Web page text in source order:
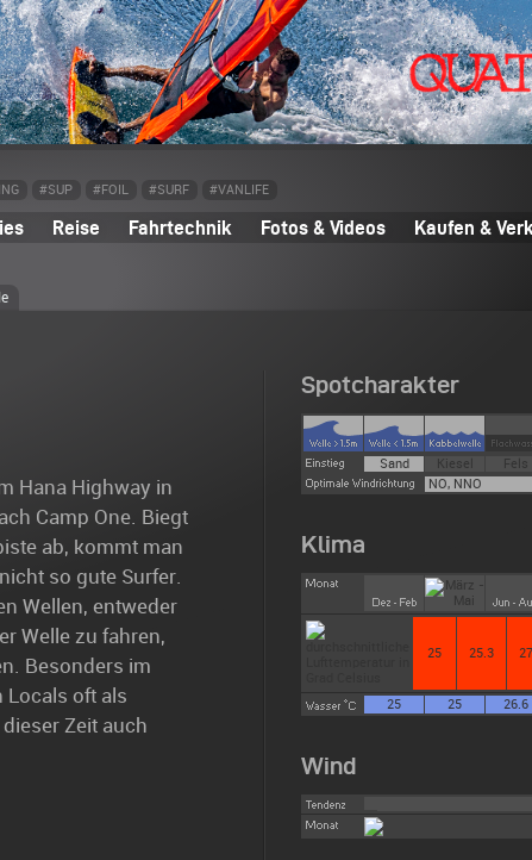
#SUP #FOIL #SURF #VANLIFE
Reise Fahrtechnik Fotos & Videos Kaufen &
Hana Highway in
Camp One. Biegt
ab, kommt man
so gute Surfer.
Wellen, entweder
Welle zu fahren,
Besonders im
Locals oft als
Zeit auch
Spotcharakter
Sand Kiesel
Fels
NO, NNO
Klima
25 25.3
25 25 26.6
Wind